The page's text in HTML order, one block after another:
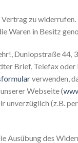
Vertrag zu
Waren in Besitz
Dunlopstraße 44,
Brief, Telefax
verwenden,
Webseite (
(z.B.
Ausübung des